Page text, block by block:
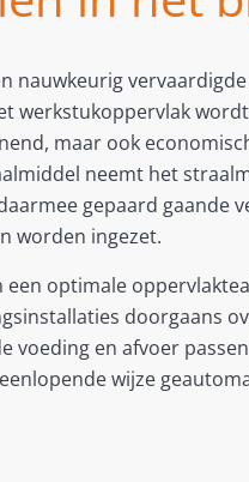
nauwkeurig
werkstukoppervlak
maar ook
neemt het
gepaard gaande
worden ingezet.
optimale
doorgaans
voeding en afvoer
wijze